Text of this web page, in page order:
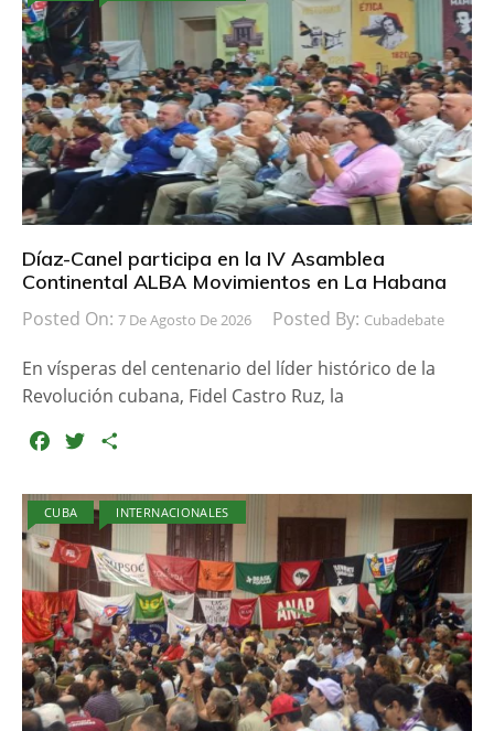
Díaz-Canel participa en la IV Asamblea
Continental ALBA Movimientos en La Habana
Posted On: 7 De Agosto De 2026 Posted By: Cubadebate
En vísperas del centenario del líder histórico de la
Revolución cubana, Fidel Castro Ruz, la
c
e
b
o
o
k
i
t
t
e
r
m
p
a
r
t
i
r
CUBA INTERNACIONALES